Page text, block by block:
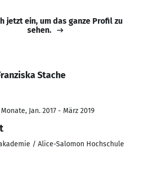
jetzt ein, um das ganze Profil zu
sehen.
Stache
Jan. 2017 - März 2019
/ Alice-Salomon Hochschule